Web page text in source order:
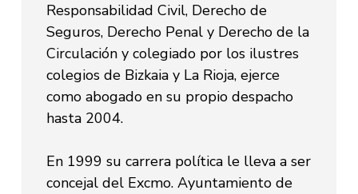
Responsabilidad Civil, Derecho de
Seguros, Derecho Penal y Derecho de la
Circulación y colegiado por los ilustres
colegios de Bizkaia y La Rioja, ejerce
como abogado en su propio despacho
hasta 2004.
En 1999 su carrera política le lleva a ser
concejal del Excmo. Ayuntamiento de